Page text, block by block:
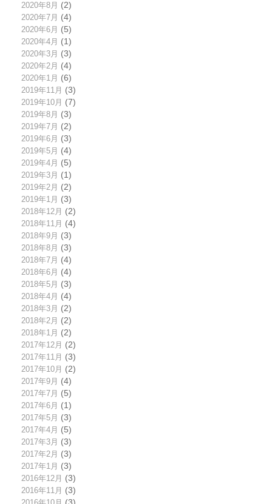
2020年8月 (2)
2020年7月 (4)
2020年6月 (5)
2020年4月 (1)
2020年3月 (3)
2020年2月 (4)
2020年1月 (6)
2019年11月 (3)
2019年10月 (7)
2019年8月 (3)
2019年7月 (2)
2019年6月 (3)
2019年5月 (4)
2019年4月 (5)
2019年3月 (1)
2019年2月 (2)
2019年1月 (3)
2018年12月 (2)
2018年11月 (4)
2018年9月 (3)
2018年8月 (3)
2018年7月 (4)
2018年6月 (4)
2018年5月 (3)
2018年4月 (4)
2018年3月 (2)
2018年2月 (2)
2018年1月 (2)
2017年12月 (2)
2017年11月 (3)
2017年10月 (2)
2017年9月 (4)
2017年7月 (5)
2017年6月 (1)
2017年5月 (3)
2017年4月 (5)
2017年3月 (3)
2017年2月 (3)
2017年1月 (3)
2016年12月 (3)
2016年11月 (3)